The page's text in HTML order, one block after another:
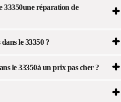
33350une réparation de
le 33350 ?
le 33350à un prix pas cher ?